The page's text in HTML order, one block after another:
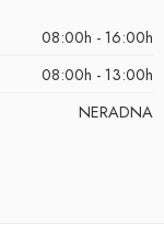
08:00h - 16:00h
08:00h - 13:00h
NERADNA